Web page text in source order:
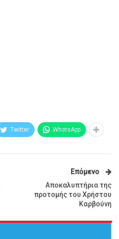
Twitter WhatsApp
Επόμενο
Αποκαλυπτήρια της
προτομής του Χρήστου
Καρβούνη